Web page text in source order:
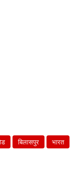
बिलासपुर
भारत